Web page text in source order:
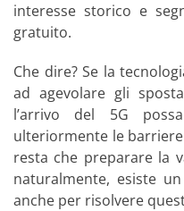
interesse storico e
gratuito.
Che dire? Se la
ad agevolare gli
l’arrivo del 5G
ulteriormente le
resta che preparare la
naturalmente, esiste
anche per risolvere